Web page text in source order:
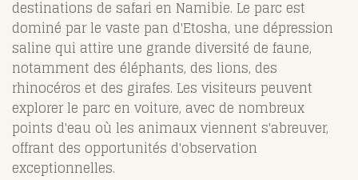
destinations de safari en Namibie. Le parc est
dominé par le vaste pan d'Etosha, une dépression
saline qui attire une grande diversité de faune,
notamment des éléphants, des lions, des
rhinocéros et des girafes. Les visiteurs peuvent
explorer le parc en voiture, avec de nombreux
points d'eau où les animaux viennent s'abreuver,
offrant des opportunités d'observation
exceptionnelles.